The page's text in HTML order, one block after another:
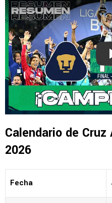
Calendario de
2026
Fecha